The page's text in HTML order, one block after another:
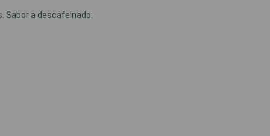
Sabor a descafeinado.